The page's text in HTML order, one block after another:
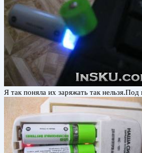
Я так поняла их заряжать так